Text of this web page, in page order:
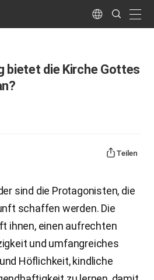
Language
Search
Submit
bietet die Kirche Gottes
Teilen
sind die Protagonisten, die
schaffen werden. Die
ihnen, einen aufrechten
und umfangreiches
Höflichkeit, kindliche